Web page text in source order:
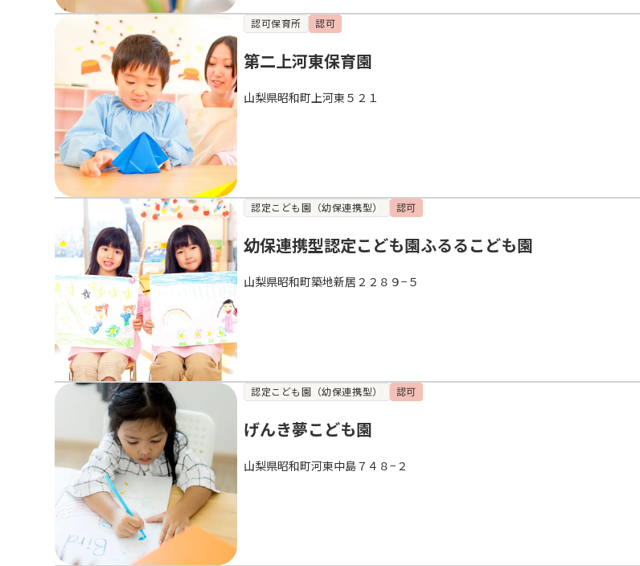
認可保育所 認可
第二上河東保育園
山梨県昭和町上河東５２１
認定こども園（幼保連携型） 認可
幼保連携型認定こども園ふるるこども園
山梨県昭和町築地新居２２８９−５
認定こども園（幼保連携型） 認可
げんき夢こども園
山梨県昭和町河東中島７４８−２